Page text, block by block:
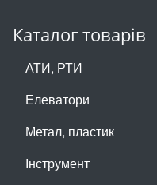
Каталог товарів
АТИ, РТИ
Елеватори
Метал, пластик
Інструмент